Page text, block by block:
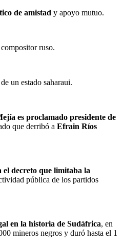
de amistad y apoyo mutuo.
compositor ruso.
un estado saharaui.
es proclamado presidente de
que derribó a Efrain Ríos
decreto que limitaba la
pública de los partidos
en la historia de Sudáfrica, en
mineros negros y duró hasta el 1